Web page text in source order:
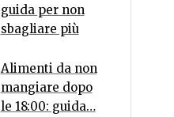
guida per non
sbagliare più
Alimenti da non
mangiare dopo
le 18:00: guida…